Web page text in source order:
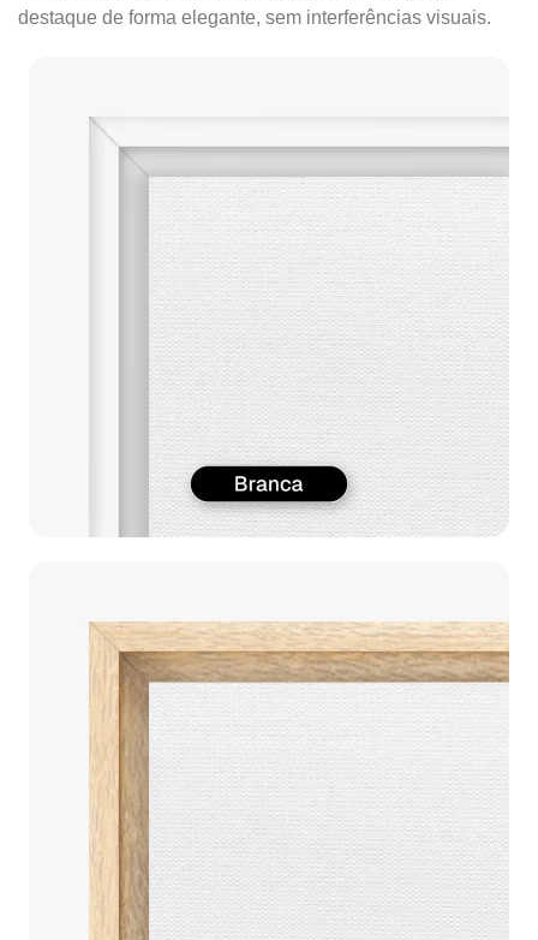
destaque de forma elegante, sem interferências visuais.